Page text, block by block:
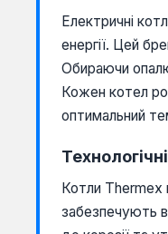
Електричні
енергії. Цей
Обираючи
Кожен котел
оптимальний
Котли Thermex
забезпечують